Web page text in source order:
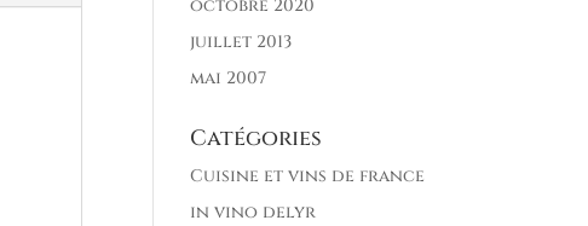
octobre 2020
juillet 2013
mai 2007
Catégories
Cuisine et vins de france
in vino delyr